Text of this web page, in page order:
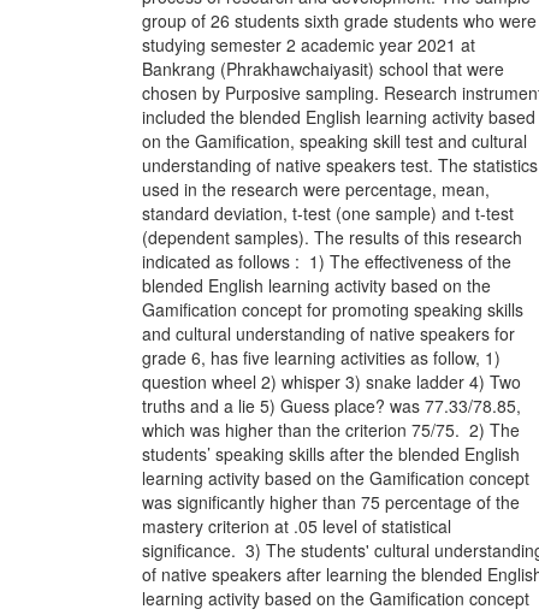
group of 26 students sixth grade students who were
studying semester 2 academic year 2021 at
Bankrang (Phrakhawchaiyasit) school that were
chosen by Purposive sampling. Research
included the blended English learning activity based
on the Gamification, speaking skill test and cultural
understanding of native speakers test. The statistics
used in the research were percentage, mean,
standard deviation, t-test (one sample) and t-test
(dependent samples). The results of this research
indicated as follows : 1) The effectiveness of the
blended English learning activity based on the
Gamification concept for promoting speaking skills
and cultural understanding of native speakers for
grade 6, has five learning activities as follow, 1)
question wheel 2) whisper 3) snake ladder 4) Two
truths and a lie 5) Guess place? was 77.33/78.85,
which was higher than the criterion 75/75. 2) The
students’ speaking skills after the blended English
learning activity based on the Gamification concept
was significantly higher than 75 percentage of the
mastery criterion at .05 level of statistical
significance. 3) The students' cultural
of native speakers after learning the blended
learning activity based on the Gamification concept